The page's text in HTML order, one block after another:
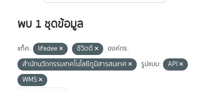
พบ 1 ชุดข้อมูล
แท็ค: lifedee ชีวิตดี
องค์กร:
สำนักนวัตกรรมเทคโนโลยีภูมิสารสนเทศ
รูปแบบ:
API
WMS